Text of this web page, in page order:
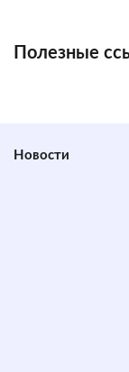
Полезные
Новости